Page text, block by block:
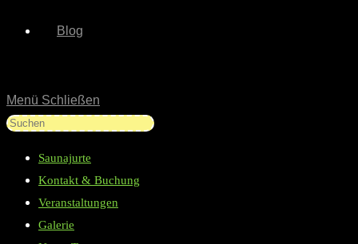
Blog
Menü Schließen
Diese
durchsuchen
Press
Saunajurte
Kontakt & Buchung
Veranstaltungen
Galerie